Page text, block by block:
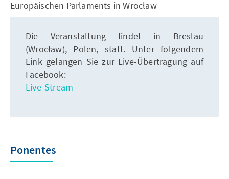
Europäischen Parlaments in Wrocław
Die Veranstaltung findet in Breslau
(Wrocław), Polen, statt. Unter folgendem
Link gelangen Sie zur Live-Übertragung auf
Facebook:
Live-Stream
Ponentes